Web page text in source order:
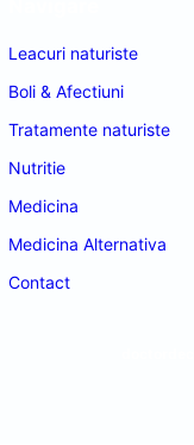
Leacuri naturiste
Boli & Afectiuni
Tratamente naturiste
Nutritie
Medicina
Medicina Alternativa
Contact